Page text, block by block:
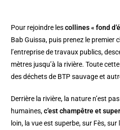
Pour rejoindre lescollines « fond
Bab Guissa, puis prenez le premier
l’entreprise de travaux publics,
mètres jusqu’à la rivière. Toute
des déchets de BTP sauvage et
Derrière la rivière, la nature n’est
humaines,c’est champêtre et
loin, la vue est superbe, sur Fès,